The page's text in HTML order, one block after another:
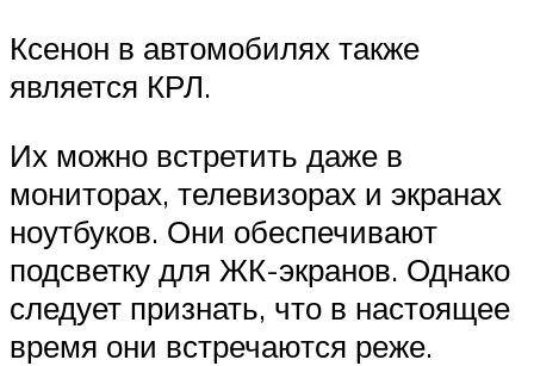
Ксенон в автомобилях также
является КРЛ.
Их можно встретить даже в
мониторах, телевизорах и экранах
ноутбуков. Они обеспечивают
подсветку для ЖК-экранов. Однако
следует признать, что в настоящее
время они встречаются реже.